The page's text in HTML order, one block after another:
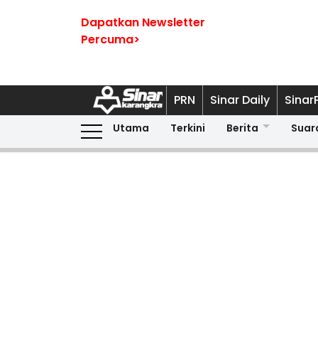
Dapatkan Newsletter
Percuma>
PRN Sinar Daily
Utama Terkini Berita